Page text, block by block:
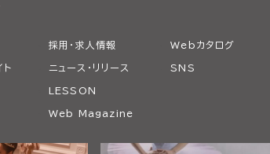
ト
採用・求人情報
ニュース・リリース
LESSON
Web Magazine
Webカタログ
SNS